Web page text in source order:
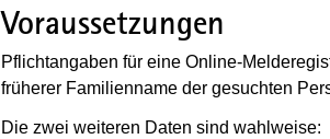
Voraussetzungen
Pflichtangaben für eine Online-
früherer Familienname der gesuchten
Die zwei weiteren Daten sind wahlweise: